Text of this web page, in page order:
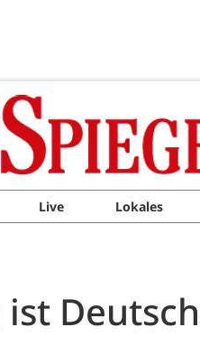
Live Lokales